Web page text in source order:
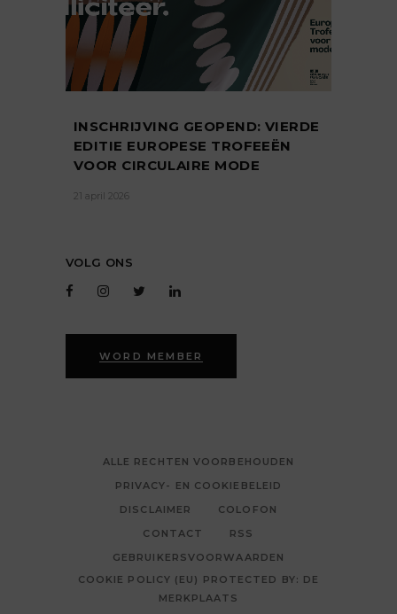
INSCHRIJVING GEOPEND: VIERDE
EDITIE EUROPESE TROFEEËN
VOOR CIRCULAIRE MODE
21 april 2026
VOLG ONS
WORD MEMBER
ALLE RECHTEN VOORBEHOUDEN
PRIVACY- EN COOKIEBELEID
DISCLAIMER
COLOFON
CONTACT
RSS
GEBRUIKERSVOORWAARDEN
COOKIE POLICY (EU) PROTECTED BY: DE
MERKPLAATS